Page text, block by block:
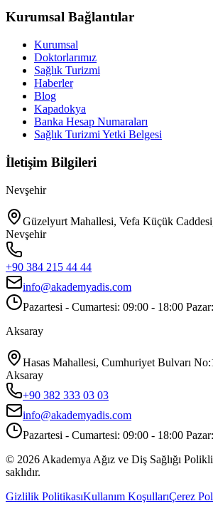
Kurumsal Bağlantılar
Kurumsal
Doktorlarımız
Sağlık Turizmi
Haberler
Blog
Kapadokya
Banka Hesap Numaraları
Sağlık Turizmi Yetki Belgesi
İletişim Bilgileri
Nevşehir
Güzelyurt Mahallesi, Vefa Küçük
Nevşehir
+90 384 215 44 44
info@akademyadis.com
Pazartesi - Cumartesi: 09:00 - 18:00
Aksaray
Hasas Mahallesi, Cumhuriyet Bulvarı
Aksaray
+90 382 333 03 03
info@akademyadis.com
Pazartesi - Cumartesi: 09:00 - 18:00
© 2026 Akademya Ağız ve Diş Sağlığı
saklıdır.
Gizlilik PolitikasıKullanım KoşullarıÇerez